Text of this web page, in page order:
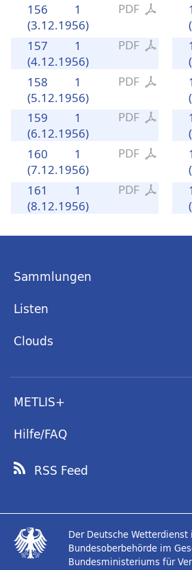
PDF
1
156
(3.12.1956)
PDF
1
157
(4.12.1956)
PDF
1
158
(5.12.1956)
PDF
1
159
(6.12.1956)
PDF
1
160
(7.12.1956)
PDF
1
161
(8.12.1956)
Sammlungen
Listen
Clouds
METLIS+
Hilfe/FAQ
RSS Feed
Der Deutsche
Bundesoberbehörde im
Bundesministeriums für